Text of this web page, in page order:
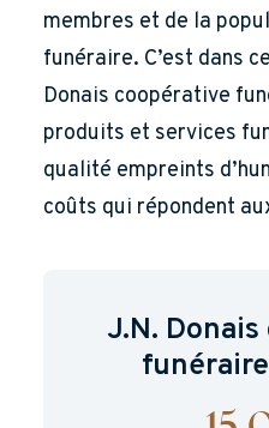
membres et de la
funéraire. C’est dans
Donais coopérative
produits et services
qualité empreints
coûts qui répondent
J.N.